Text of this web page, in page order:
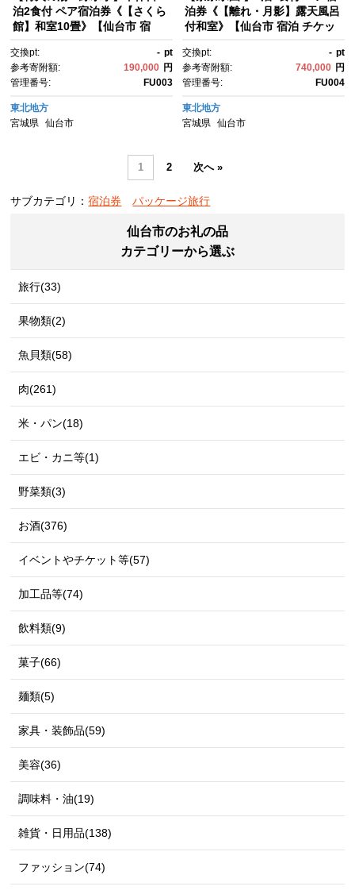
泊2食付 ペア宿泊券《【さくら
館】和室10畳》【仙台市 宿
交換pt: - pt
参考寄附額:
190,000 円
管理番号:
FU003
東北地方
宮城県
仙台市
泊券《【離れ・月影】露天風呂
付和室》【仙台市 宿泊 チケッ
交換pt: - pt
参考寄附額:
740,000 円
管理番号:
FU004
東北地方
宮城県 仙台市
1 2 次へ »
サブカテゴリ：宿泊券 パッケージ旅行
仙台市のお礼の品
カテゴリーから選ぶ
旅行(33)
果物類(2)
魚貝類(58)
肉(261)
米・パン(18)
エビ・カニ等(1)
野菜類(3)
お酒(376)
イベントやチケット等(57)
加工品等(74)
飲料類(9)
菓子(66)
麺類(5)
家具・装飾品(59)
美容(36)
調味料・油(19)
雑貨・日用品(138)
ファッション(74)